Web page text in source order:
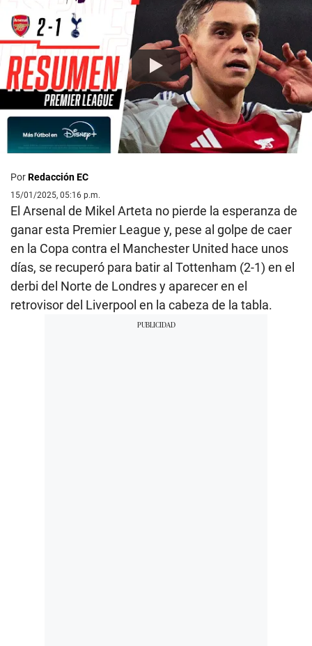
PorRedacción EC
15/01/2025, 05:16 p.m.
El Arsenal de Mikel Arteta no pierde la esperanza de
ganar esta Premier League y, pese al golpe de caer
en la Copa contra el Manchester United hace unos
días, se recuperó para batir al Tottenham (2-1) en el
derbi del Norte de Londres y aparecer en el
retrovisor del Liverpool en la cabeza de la tabla.